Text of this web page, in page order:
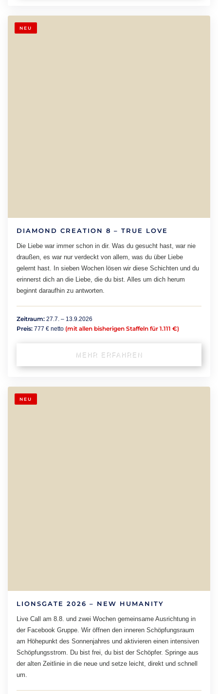
NEU
DIAMOND CREATION 8 – TRUE LOVE
Die Liebe war immer schon in dir. Was du gesucht hast, war nie
draußen, es war nur verdeckt von allem, was du über Liebe
gelernt hast. In sieben Wochen lösen wir diese Schichten und du
erinnerst dich an die Liebe, die du bist. Alles um dich herum
beginnt daraufhin zu antworten.
Zeitraum: 27.7. – 13.9.2026
Preis: 777 € netto (mit allen bisherigen Staffeln für 1.111 €)
MEHR ERFAHREN
NEU
LIONSGATE 2026 – NEW HUMANITY
Live Call am 8.8. und zwei Wochen gemeinsame Ausrichtung in
der Facebook Gruppe. Wir öffnen den inneren Schöpfungsraum
am Höhepunkt des Sonnenjahres und aktivieren einen intensiven
Schöpfungsstrom. Du bist frei, du bist der Schöpfer. Springe aus
der alten Zeitlinie in die neue und setze leicht, direkt und schnell
um.